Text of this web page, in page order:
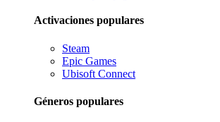
Activaciones populares
Steam
Epic Games
Ubisoft Connect
Géneros populares